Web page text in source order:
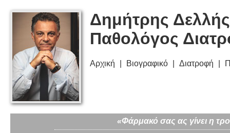
Δημήτρης
Παθολόγος
Αρχική Βιογραφικό Διατροφή
«Φάρμακό σας ας γίνει η